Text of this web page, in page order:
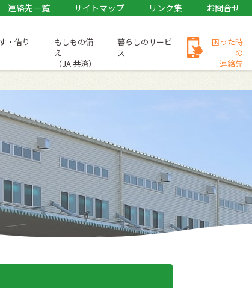
連絡先一覧 サイトマップ リンク集 お問合せ
・借り
もしもの備
え
（JA 共済）
暮らしのサービ
ス
困った時
の
連絡先